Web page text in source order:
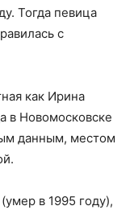
Тогда певица
с
как Ирина
в Новомосковске
данным, местом
в 1995 году),